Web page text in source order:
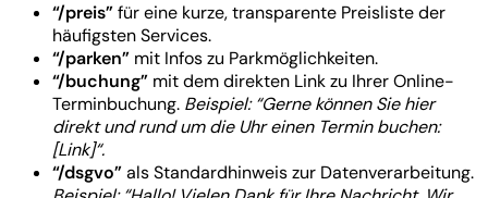
“/preis”für eine kurze, transparente Preisliste der
häufigsten Services.
“/parken” mit Infos zu Parkmöglichkeiten.
“/buchung” mit dem direkten Link zu Ihrer Online-
Terminbuchung. Beispiel: “Gerne können Sie hier
direkt und rund um die Uhr einen Termin buchen:
[Link]“.
“/dsgvo”als Standardhinweis zur Datenverarbeitung.